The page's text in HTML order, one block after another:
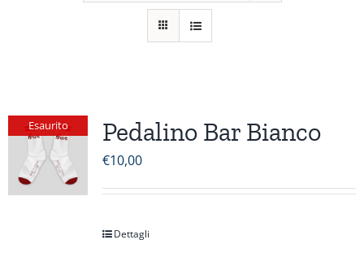
Esaurito Pedalino Bar Bianco
€10,00
Dettagli